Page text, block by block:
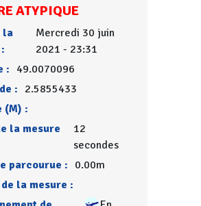
ATYPIQUE
la
Mercredi 30 juin
2021 - 23:31
: 49.0070096
: 2.5855433
(M) :
la mesure
12
secondes
parcourue : 0.00m
la mesure :